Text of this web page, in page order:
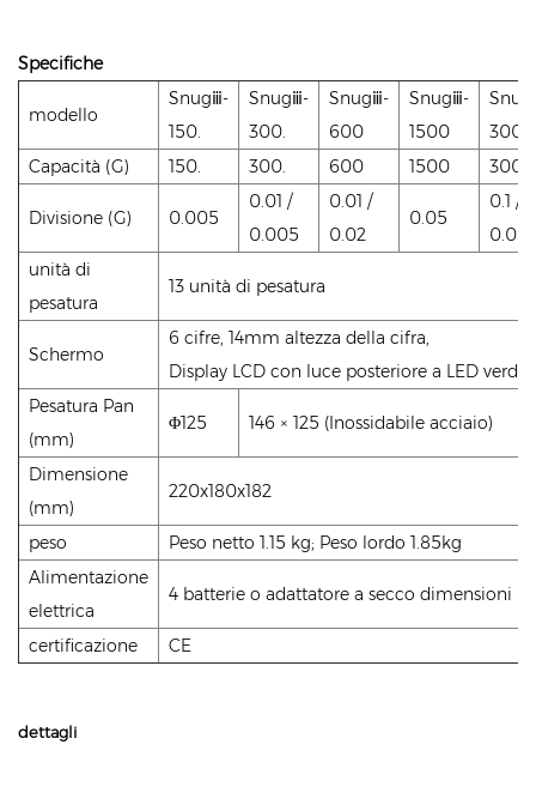
Specifiche
modello
Snugⅲ-
150.
Snugⅲ-
300.
Snugⅲ-
600
Snugⅲ-
1500
3000
Capacità (G)
150. 300. 600 1500 3000
Divisione (G) 0.005
0.01 /
0.005
0.01 /
0.02
0.05
0.1 /
0.05
unità di
pesatura
13 unità di pesatura
Schermo
6 cifre, 14mm altezza della cifra,
Display LCD con luce posteriore a LED verde
Pesatura Pan
(mm)
Φ125 146 × 125 (Inossidabile acciaio)
Dimensione
(mm)
220x180x182
peso
Peso netto 1.15 kg; Peso lordo 1.85kg
Alimentazione
elettrica
4 batterie o adattatore a secco dimensioni
certificazione CE
dettagli